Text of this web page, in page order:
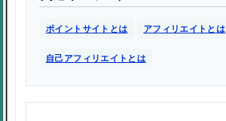
ポイントサイトとは アフィリエイトとは
自己アフィリエイトとは